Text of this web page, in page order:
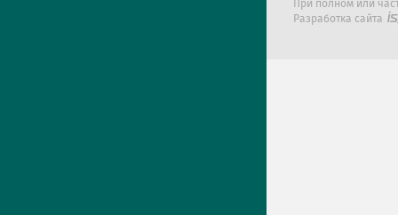
При полном или
Разработка сайта